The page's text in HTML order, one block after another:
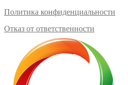
Политика конфиденциальности
Отказ от ответственности